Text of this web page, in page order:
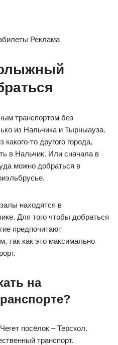
Реклама
транспортом без
из Нальчика и Тырныауза.
то другого города,
в Нальчик. Или сначала в
можно добраться в
находятся в
Для того чтобы добраться
предпочитают
так как это максимально
на
посёлок – Терскол.
транспорт.